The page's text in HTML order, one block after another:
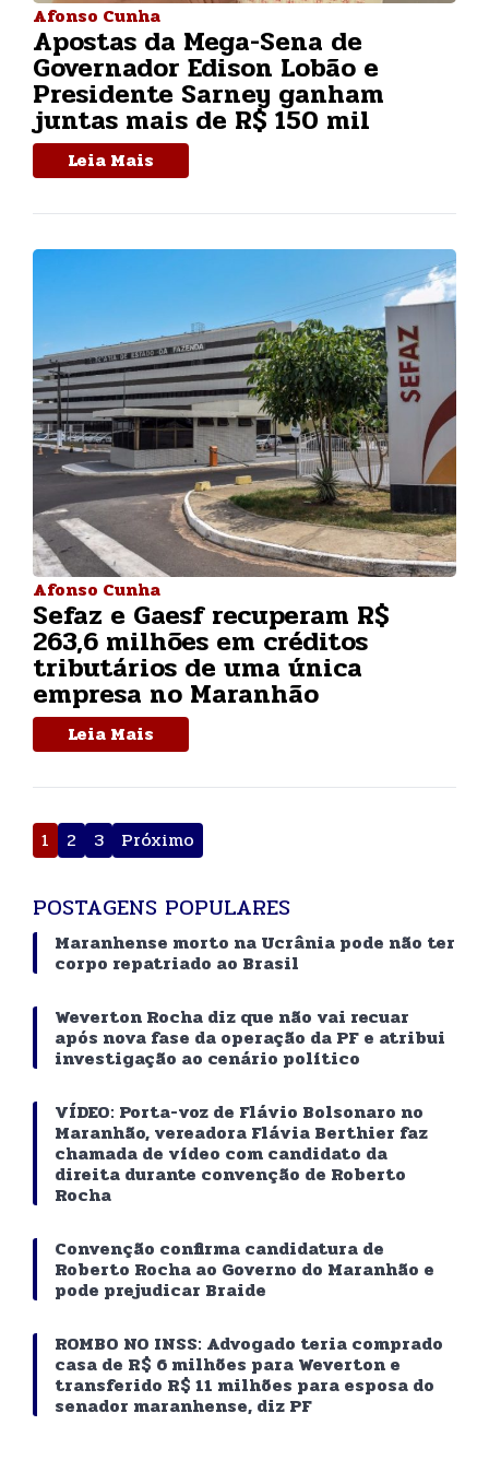
Afonso Cunha
Apostas da Mega-Sena de
Governador Edison Lobão e
Presidente Sarney ganham
juntas mais de R$ 150 mil
Leia Mais
Afonso Cunha
Sefaz e Gaesf recuperam R$
263,6 milhões em créditos
tributários de uma única
empresa no Maranhão
Leia Mais
Paginação
de
1 2 3 Próximo
POSTAGENS POPULARES
Maranhense morto na Ucrânia pode não ter
corpo repatriado ao Brasil
Weverton Rocha diz que não vai recuar
após nova fase da operação da PF e atribui
investigação ao cenário político
VÍDEO: Porta-voz de Flávio Bolsonaro no
Maranhão, vereadora Flávia Berthier faz
chamada de vídeo com candidato da
direita durante convenção de Roberto
Rocha
Convenção confirma candidatura de
Roberto Rocha ao Governo do Maranhão e
pode prejudicar Braide
ROMBO NO INSS: Advogado teria comprado
casa de R$ 6 milhões para Weverton e
transferido R$ 11 milhões para esposa do
senador maranhense, diz PF